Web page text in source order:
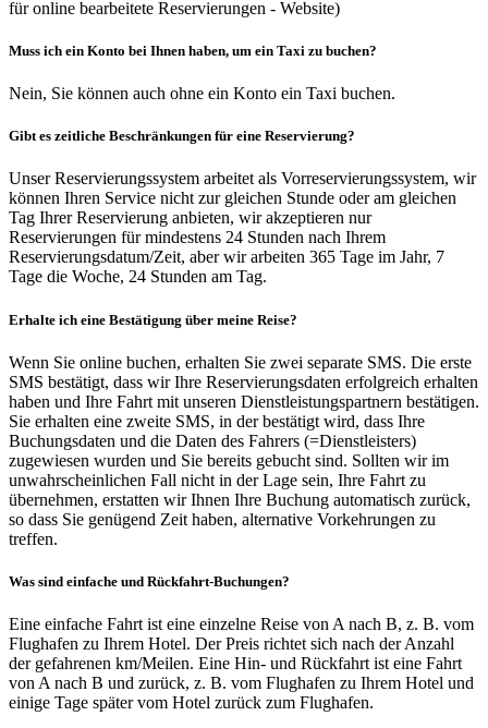
für online bearbeitete Reservierungen - Website)
Muss ich ein Konto bei Ihnen haben, um ein Taxi zu buchen?
Nein, Sie können auch ohne ein Konto ein Taxi buchen.
Gibt es zeitliche Beschränkungen für eine Reservierung?
Unser Reservierungssystem arbeitet als Vorreservierungssystem, wir
können Ihren Service nicht zur gleichen Stunde oder am gleichen
Tag Ihrer Reservierung anbieten, wir akzeptieren nur
Reservierungen für mindestens 24 Stunden nach Ihrem
Reservierungsdatum/Zeit, aber wir arbeiten 365 Tage im Jahr, 7
Tage die Woche, 24 Stunden am Tag.
Erhalte ich eine Bestätigung über meine Reise?
Wenn Sie online buchen, erhalten Sie zwei separate SMS. Die erste
SMS bestätigt, dass wir Ihre Reservierungsdaten erfolgreich erhalten
haben und Ihre Fahrt mit unseren Dienstleistungspartnern bestätigen.
Sie erhalten eine zweite SMS, in der bestätigt wird, dass Ihre
Buchungsdaten und die Daten des Fahrers (=Dienstleisters)
zugewiesen wurden und Sie bereits gebucht sind. Sollten wir im
unwahrscheinlichen Fall nicht in der Lage sein, Ihre Fahrt zu
übernehmen, erstatten wir Ihnen Ihre Buchung automatisch zurück,
so dass Sie genügend Zeit haben, alternative Vorkehrungen zu
treffen.
Was sind einfache und Rückfahrt-Buchungen?
Eine einfache Fahrt ist eine einzelne Reise von A nach B, z. B. vom
Flughafen zu Ihrem Hotel. Der Preis richtet sich nach der Anzahl
der gefahrenen km/Meilen. Eine Hin- und Rückfahrt ist eine Fahrt
von A nach B und zurück, z. B. vom Flughafen zu Ihrem Hotel und
einige Tage später vom Hotel zurück zum Flughafen.